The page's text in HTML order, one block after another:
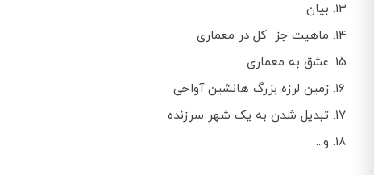
بیان
ماهیت جز کل در معماری
عشق به معماری
زمین لرزه بزرگ هانشین آواجی
تبدیل شدن به یک شهر سرزنده
و...